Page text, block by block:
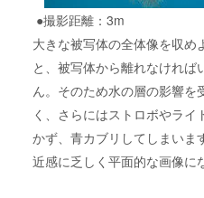
●撮影距離：3m
大きな被写体の全体像を収め
と、被写体から離れなければ
ん。そのため水の層の影響を
く、さらにはストロボやライ
かず、青カブリしてしまいま
近感に乏しく平面的な画像に